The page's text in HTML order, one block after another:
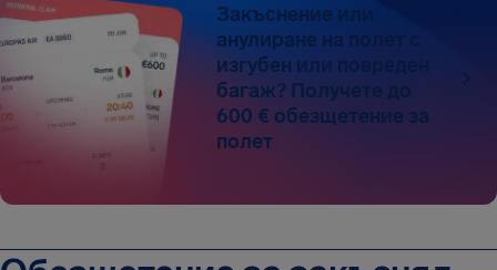
Закъснение или
анулиране на полет с
изгубен или повреден
багаж? Получете до
600 € обезщетение за
полет